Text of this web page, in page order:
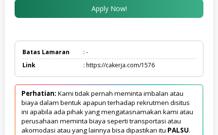
Apply Now!
Batas Lamaran
: -
Link
: https://cakerja.com/1576
Perhatian: Kami tidak pernah meminta imbalan atau
biaya dalam bentuk apapun terhadap rekrutmen disitus
ini apabila ada pihak yang mengatasnamakan kami atau
perusahaan meminta biaya seperti transportasi atau
akomodasi atau yang lainnya bisa dipastikan itu PALSU.